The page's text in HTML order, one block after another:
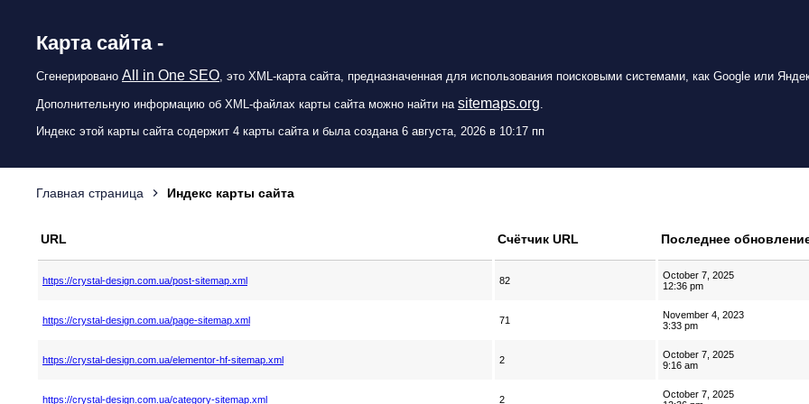
Карта сайта -
Сгенерировано All in One SEO, это XML-карта сайта, предназначенная для использования поисковыми системами, как Google или
Дополнительную информацию об XML-файлах карты сайта можно найти на sitemaps.org.
Индекс этой карты сайта содержит 4 карты сайта и была создана 6 августа, 2026 в 10:17 пп
Главная страница Индекс карты сайта
URL Счётчик URL Последнее
https://crystal-design.com.ua/post-sitemap.xml 82
October 7, 2025
12:36 pm
https://crystal-design.com.ua/page-sitemap.xml 71
November 4, 2023
3:33 pm
https://crystal-design.com.ua/elementor-hf-sitemap.xml 2
October 7, 2025
9:16 am
https://crystal-design.com.ua/category-sitemap.xml 2
October 7, 2025